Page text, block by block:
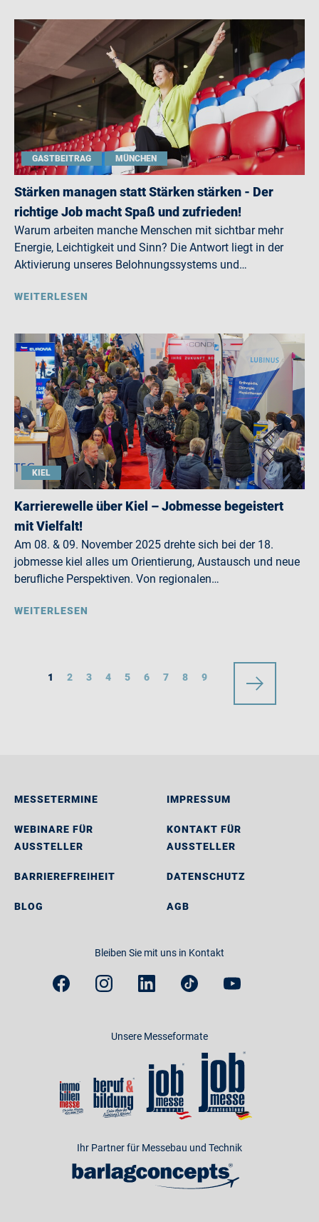
GASTBEITRAG MÜNCHEN
Stärken managen statt Stärken stärken - Der
richtige Job macht Spaß und zufrieden!
Warum arbeiten manche Menschen mit sichtbar mehr
Energie, Leichtigkeit und Sinn? Die Antwort liegt in der
Aktivierung unseres Belohnungssystems und…
WEITERLESEN
KIEL
Karrierewelle über Kiel – Jobmesse begeistert
mit Vielfalt!
Am 08. & 09. November 2025 drehte sich bei der 18.
jobmesse kiel alles um Orientierung, Austausch und neue
berufliche Perspektiven. Von regionalen…
WEITERLESEN
1 2 3 4 5 6 7 8 9
MESSETERMINE
WEBINARE FÜR
AUSSTELLER
BARRIEREFREIHEIT
BLOG
IMPRESSUM
KONTAKT FÜR
AUSSTELLER
DATENSCHUTZ
AGB
Bleiben Sie mit uns in Kontakt
Unsere Messeformate
Ihr Partner für Messebau und Technik